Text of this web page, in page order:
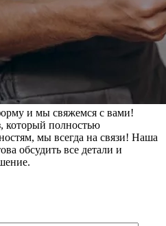
и мы свяжемся с вами!
который полностью
мы всегда на связи! Наша
обсудить все детали и